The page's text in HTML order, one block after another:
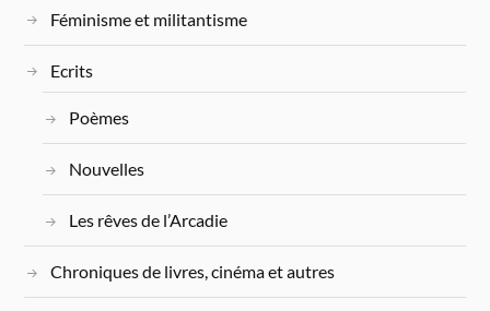
Féminisme et militantisme
Ecrits
Poèmes
Nouvelles
Les rêves de l’Arcadie
Chroniques de livres, cinéma et autres